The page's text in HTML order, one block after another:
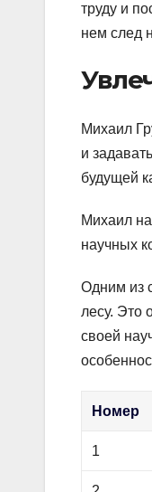
труду и
нем след
Михаил
и
будущей
Михаил
научных
Одним из
лесу. Это
своей
Номер
1